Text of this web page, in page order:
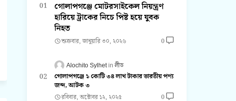
গোলাপগঞ্জে মোটরসাইকেল নিয়ন্ত্রণ
হারিয়ে ট্রাকের নিচে পিষ্ট হয়ে যুবক
নিহত
শুক্রবার, জানুয়ারি ৩০, ২০২৬ 0
Alochito Sylhet লীড
গোলাপগঞ্জে ১ কোটি ৩৪ লাখ টাকার ভারতীয় পণ্য
জব্দ, আটক ৩
রবিবার, অক্টোবর ১২, ২০২৫ 0